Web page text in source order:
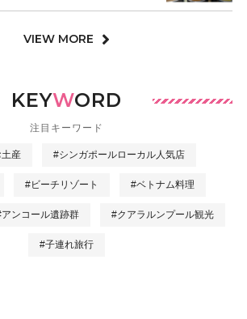
VIEW MORE
KEYWORD
注目キーワード
産 #シンガポールローカル人気店
#ビーチリゾート #ベトナム料理
ンコール遺跡群 #クアラルンプール観光
#子連れ旅行